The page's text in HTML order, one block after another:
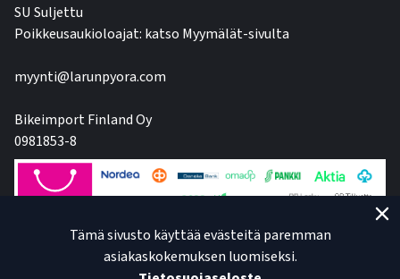
SU Suljettu
Poikkeusaukioloajat: katso Myymälät-sivulta
myynti@larunpyora.com
Bikeimport Finland Oy
0981853-8
Tämä sivusto käyttää evästeitä paremman
asiakaskokemuksen luomiseksi.